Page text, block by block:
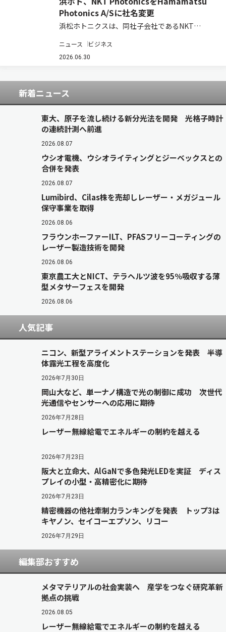
Photonics A/Sに社名変更
浜松ホトニクスは、同社子会社であるNKT
Hamamatsu Photonics A/Sに変更し、浜松ホト
ニクスグループにおけるレーザ＆ファイバ事業ユ
ニュース ビジネス
2026.06.30
新着ニュース
東大、原子を流し続ける新分光法を開発 光格子時計
の連続計測へ前進
2026.08.07
ウシオ電機、ウシオライティングとジーベックスとの
合併を発表
2026.08.07
Lumibird、Cilas株を売却しレーザー・メガジュール
保守事業を取得
2026.08.06
フラウンホーファーILT、PFASフリーコーティングの
レーザー製造技術を開発
2026.08.06
東京農工大とNICT、テラヘルツ波を95％吸収する薄
型メタサーフェスを開発
2026.08.06
人気記事
ニコン、新型アライメントステーションを発表 半導
体露光工程を高度化
2026年7月30日
岡山大など、単一ナノ構造で光の制御に成功 次世代
光通信やセンサーへの応用に期待
2026年7月28日
レーザー無線給電でエネルギーの制約を越える
2026年7月23日
阪大と立命大、AlGaNで多色発光LEDを実証 ディス
プレイの小型・高精密化に期待
2026年7月23日
精密機器の他社牽制力ランキングを発表 トップ3は
キヤノン、セイコーエプソン、リコー
2026年7月29日
編集部おすすめ
メタマテリアルの社会実装へ 産学をつなぐ研究革新
拠点の挑戦
2026.08.05
レーザー無線給電でエネルギーの制約を越える